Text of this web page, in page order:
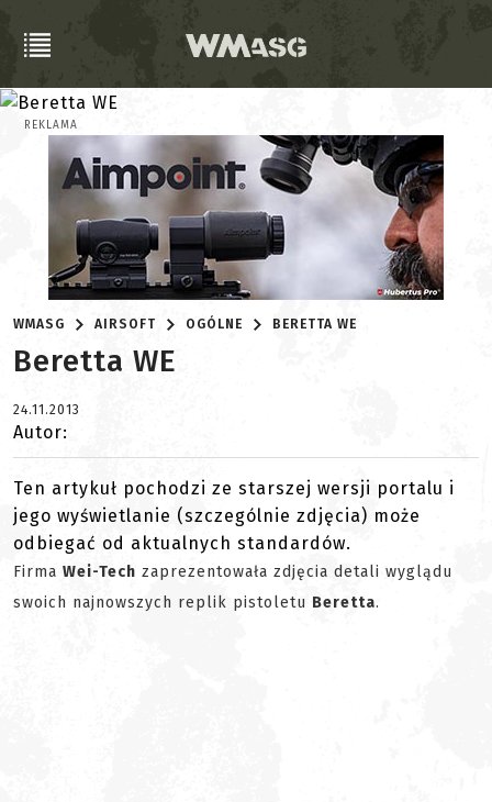
REKLAMA
WMASG AIRSOFT OGÓLNE BERETTA WE
Beretta WE
24.11.2013
Autor:
Ten artykuł pochodzi ze starszej wersji portalu i
jego wyświetlanie (szczególnie zdjęcia) może
odbiegać od aktualnych standardów.
Firma Wei-Tech zaprezentowała zdjęcia detali wyglądu
swoich najnowszych replik pistoletu Beretta.